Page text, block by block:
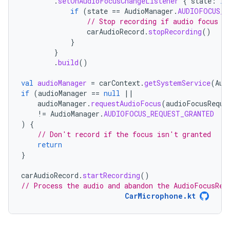
if (state == AudioManager .
// Stop recording if audio focus
carAudioRecord . stopRecording()
}
}
.build()
val audioManager = carContext.getSystemService(
if (audioManager == null
||
audioManager . requestAudioFocus(
!= AudioManager .AUDIOFOCUS_REQUEST_GRANTED
)
{
// Don't record if the focus isn't granted
return
}
carAudioRecord . startRecording()
// Process the audio and abandon the
CarMicrophone.kt